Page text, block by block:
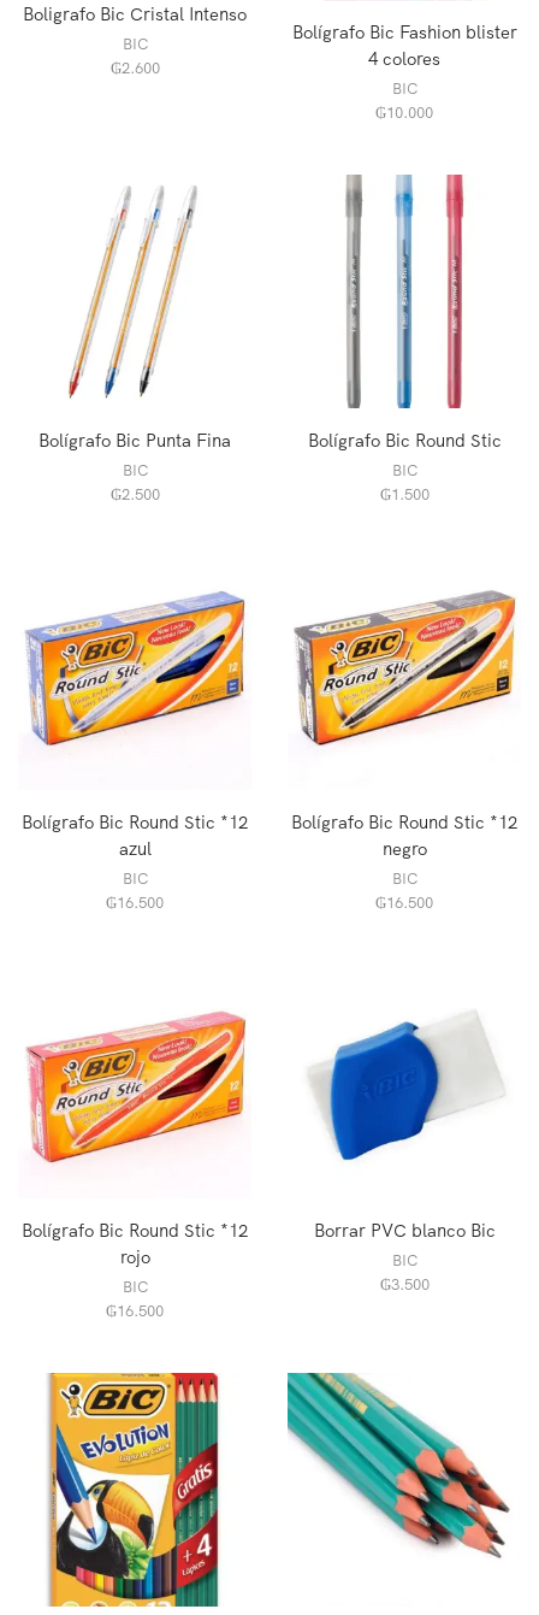
Boligrafo Bic Cristal Intenso
BIC
₲2.600
Bolígrafo Bic Fashion blister
4 colores
BIC
₲10.000
Bolígrafo Bic Punta Fina
BIC
₲2.500
Bolígrafo Bic Round Stic
BIC
₲1.500
Bolígrafo Bic Round Stic *12
azul
BIC
₲16.500
Bolígrafo Bic Round Stic *12
negro
BIC
₲16.500
Bolígrafo Bic Round Stic *12
rojo
BIC
₲16.500
Borrar PVC blanco Bic
BIC
₲3.500